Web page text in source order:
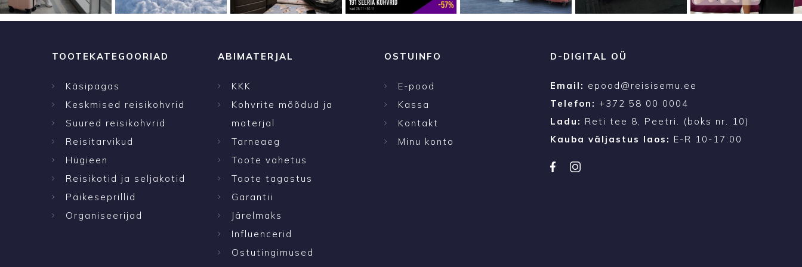
TOOTEKATEGOORIAD
Käsipagas
Keskmised reisikohvrid
Suured reisikohvrid
Reisitarvikud
Hügieen
Reisikotid ja seljakotid
Päikeseprillid
Organiseerijad
ABIMATERJAL
KKK
Kohvrite mõõdud ja
materjal
Tarneaeg
Toote vahetus
Toote tagastus
Garantii
Järelmaks
Influencerid
Ostutingimused
OSTUINFO
E-pood
Kassa
Kontakt
Minu konto
D-DIGITAL OÜ
Email: epood@reisisemu.ee
Telefon: +372 58 00 0004
Ladu: Reti tee 8, Peetri. (boks nr. 10)
Kauba väljastus laos: E-R 10-17:00